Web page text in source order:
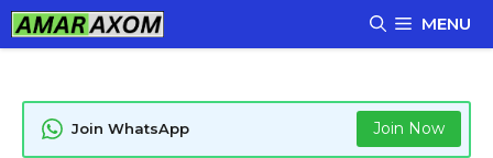
Skip
to
MENU
Join WhatsApp Join Now